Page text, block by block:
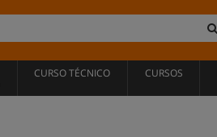
CURSO TÉCNICO CURSOS